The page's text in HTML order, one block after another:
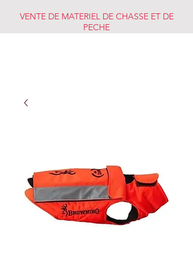
VENTE DE MATERIEL DE CHASSE ET DE
PECHE